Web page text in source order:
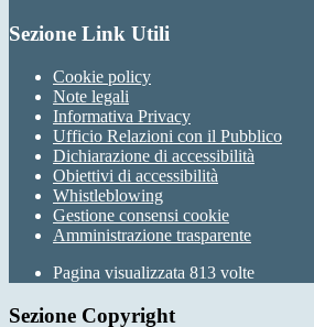
Sezione Link Utili
Cookie policy
Note legali
Informativa Privacy
Ufficio Relazioni con il Pubblico
Dichiarazione di accessibilità
Obiettivi di accessibilità
Whistleblowing
Gestione consensi cookie
Amministrazione trasparente
Pagina visualizzata 813 volte
Sezione Copyright